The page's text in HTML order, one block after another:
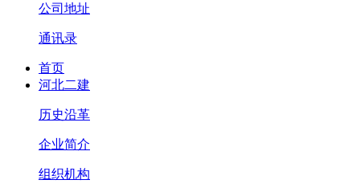
公司地址
通讯录
首页
河北二建
历史沿革
企业简介
组织机构